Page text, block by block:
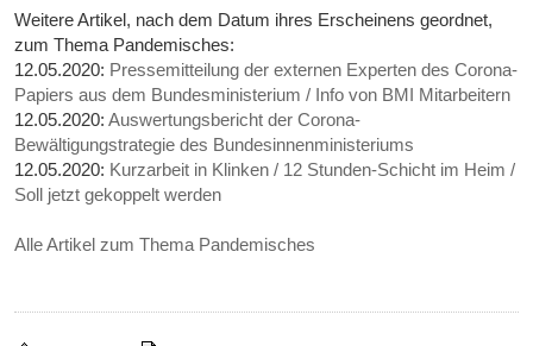
Weitere Artikel, nach dem Datum ihres Erscheinens geordnet,
zum Thema Pandemisches:
12.05.2020: Pressemitteilung der externen Experten des Corona-
Papiers aus dem Bundesministerium / Info von BMI Mitarbeitern
12.05.2020:Auswertungsbericht der Corona-
Bewältigungstrategie des Bundesinnenministeriums
12.05.2020: Kurzarbeit in Klinken / 12 Stunden-Schicht im Heim /
Soll jetzt gekoppelt werden
Alle Artikel zum Thema Pandemisches